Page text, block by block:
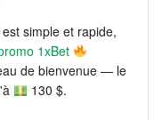
est simple et rapide,
1xBet
de bienvenue — le
130 $.